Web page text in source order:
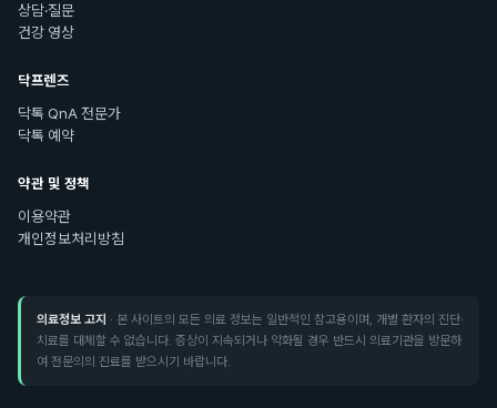
상담·질문
건강 영상
닥프렌즈
닥톡 QnA 전문가
닥톡 예약
약관 및 정책
이용약관
개인정보처리방침
의료정보 고지 · 본 사이트의 모든 의료 정보는 일반적인 참고용이며, 개별 환자의 진단·
치료를 대체할 수 없습니다. 증상이 지속되거나 악화될 경우 반드시 의료기관을 방문하
여 전문의의 진료를 받으시기 바랍니다.